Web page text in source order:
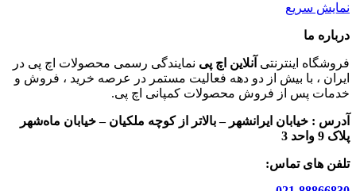
نمایش سریع
درباره ما
فروشگاه اینترنتی آنلاین اچ پی نمایندگی رسمی محصولات اچ پی در
ایران ، با بیش از دو دهه فعالیت مستمر در عرصه خرید ، فروش و
خدمات پس از فروش محصولات کمپانی اچ پی.
آدرس : خیابان ایرانشهر – بالاتر از کوچه ملکیان – خیابان ماه‌شهر
پلاک 9 واحد 3
تلفن های تماس: